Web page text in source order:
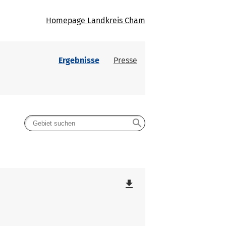
Homepage Landkreis Cham
Ergebnisse Presse
search
file_download